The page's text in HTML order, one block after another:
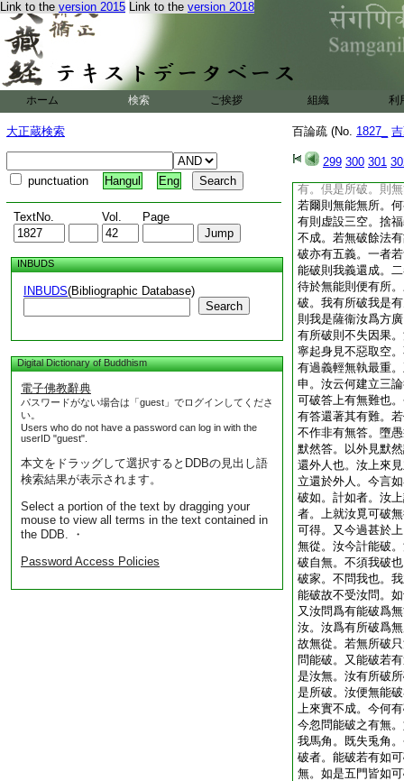
Link to the version 2015 Link to the version 2018
ホーム 検索 ご挨拶 組織 利
大正蔵検索
punctuation Hangul Eng
TextNo. Vol. Page
INBUDS
INBUDS(Bibliographic Database)
Search
Digital Dictionary of Buddhism
電子佛教辭典
パスワードがない場合は「guest」でログインしてくださ
い。
Users who do not have a password can log in with the
userID "guest".
本文をドラッグして選択するとDDBの見出し語
検索結果が表示されます。
Select a portion of the text by dragging your
mouse to view all terms in the text contained in
the DDB. ・
Password Access Policies
百論疏 (No. 1827_
299 300 301
破外謂内用正破邪
破邪。夫一切能破
實未曾有此所破。
前問次答。問有二
破則有所破。故一
能破我有所破。二
破。破汝能破亦被
異。云何謂外爲所
破二倶是有。若以
有。倶是所破。則
若爾則無能無所。
有則虚設三空。捨
不成。若無破餘法
破亦有五義。一者
能破則我義還成。
待於無能則便有所
破。我有所破我是
則我是薩衞汝爲方
有所破則不失因果
寧起身見不惡取空
有過義輕無執最重
申。汝云何建立三
可破答上有無難也
有答還著其有難。
不作非有無答。墮
默然答。以外見默
還外人也。汝上來
立還於外人。今言
破如。計如者。汝
者。上就汝覓可破
可得。又今過甚於
無從。汝今計能破
破自無。不須我破
破家。不問我也。
能破故不受汝問。
又汝問爲有能破爲
汝。汝爲有所破爲
故無從。若無所破
問能破。又能破若
是汝無。汝有所破
是所破。汝便無能
上來實不成。今何
今忽問能破之有無
我馬角。既失兎角
破者。能破若有如
無。如是五門皆如